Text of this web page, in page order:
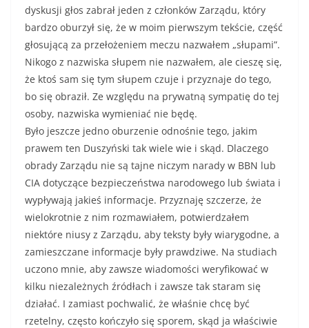
dyskusji głos zabrał jeden z członków Zarządu, który
bardzo oburzył się, że w moim pierwszym tekście, część
głosującą za przełożeniem meczu nazwałem „słupami”.
Nikogo z nazwiska słupem nie nazwałem, ale cieszę się,
że ktoś sam się tym słupem czuje i przyznaje do tego,
bo się obraził. Ze względu na prywatną sympatię do tej
osoby, nazwiska wymieniać nie będę.
Było jeszcze jedno oburzenie odnośnie tego, jakim
prawem ten Duszyński tak wiele wie i skąd. Dlaczego
obrady Zarządu nie są tajne niczym narady w BBN lub
CIA dotyczące bezpieczeństwa narodowego lub świata i
wypływają jakieś informacje. Przyznaję szczerze, że
wielokrotnie z nim rozmawiałem, potwierdzałem
niektóre niusy z Zarządu, aby teksty były wiarygodne, a
zamieszczane informacje były prawdziwe. Na studiach
uczono mnie, aby zawsze wiadomości weryfikować w
kilku niezależnych źródłach i zawsze tak staram się
działać. I zamiast pochwalić, że właśnie chcę być
rzetelny, często kończyło się sporem, skąd ja właściwie